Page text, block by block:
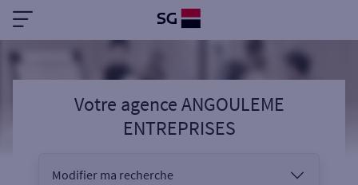
Votre agence ANGOULEME
ENTREPRISES
Modifier ma recherche